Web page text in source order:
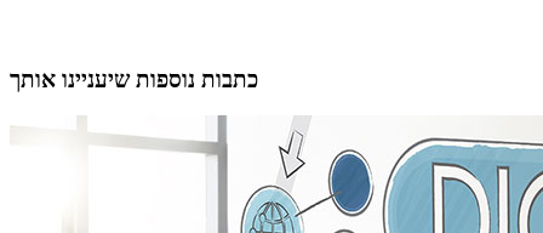
כתבות נוספות שיעניינו אותך